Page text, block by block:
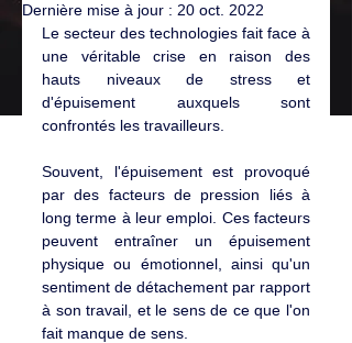
Dernière mise à jour : 20 oct. 2022
Le secteur des technologies fait face à
une véritable crise en raison des
hauts niveaux de stress et
d'épuisement auxquels sont
confrontés les travailleurs.
Souvent, l'épuisement est provoqué
par des facteurs de pression liés à
long terme à leur emploi. Ces facteurs
peuvent entraîner un épuisement
physique ou émotionnel, ainsi qu'un
sentiment de détachement par rapport
à son travail, et le sens de ce que l'on
fait manque de sens.